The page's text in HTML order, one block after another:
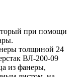
при помощи
толщиной 24
ВЛ-200-09
из фанеры,